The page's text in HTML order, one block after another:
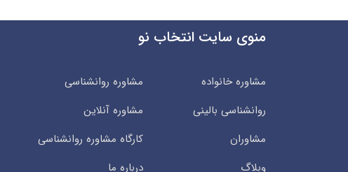
منوی سایت انتخاب نو
مشاوره خانواده
مشاوره روانشناسی
روانشناسی بالینی
مشاوره آنلاین
مشاوران
کارگاه مشاوره روانشناسی
وبلاگ
درباره ما